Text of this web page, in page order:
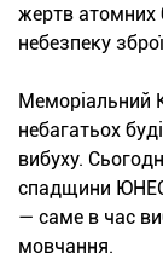
жертв атомних
небезпеку
Меморіальний
небагатьох
вибуху.
спадщини
— саме в час
мовчання.